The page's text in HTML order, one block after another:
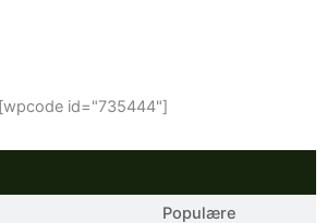
[wpcode id="735444"]
Populære